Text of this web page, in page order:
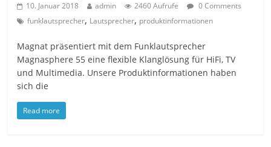
10. Januar 2018 admin 2460 Aufrufe
0 Comments
funklautsprecher, Lautsprecher, produktinformationen
Magnat präsentiert mit dem Funklautsprecher
Magnasphere 55 eine flexible Klanglösung für HiFi, TV
und Multimedia. Unsere Produktinformationen haben
sich die
Read more